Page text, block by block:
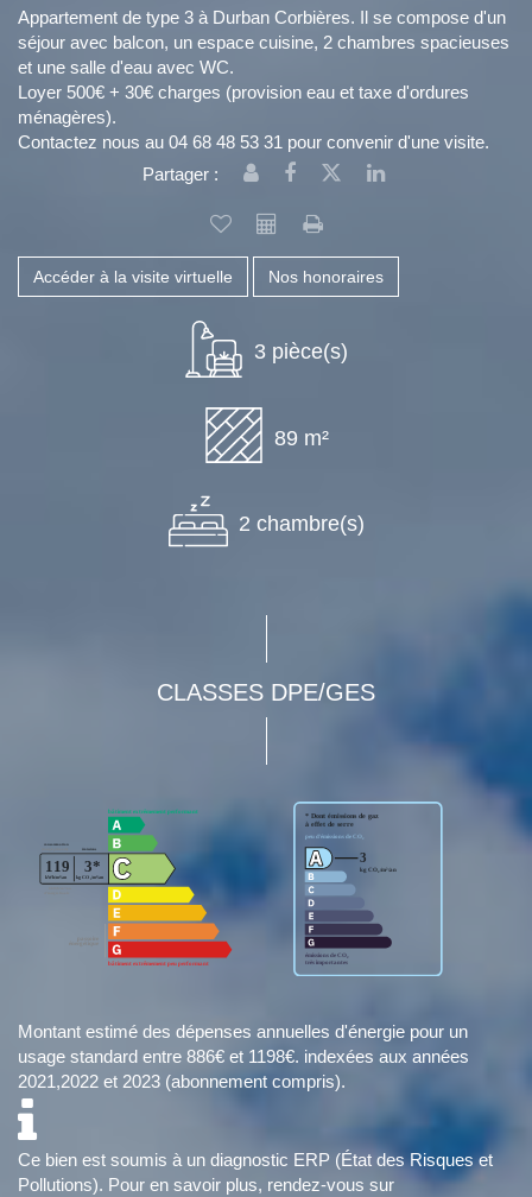
Appartement de type 3 à Durban Corbières. Il se compose d'un
séjour avec balcon, un espace cuisine, 2 chambres spacieuses
et une salle d'eau avec WC.
Loyer 500€ + 30€ charges (provision eau et taxe d'ordures
ménagères).
Contactez nous au 04 68 48 53 31 pour convenir d'une visite.
Partager :
Accéder à la visite virtuelle Nos honoraires
3 pièce(s)
89 m²
2 chambre(s)
CLASSES DPE/GES
Montant estimé des dépenses annuelles d'énergie pour un
usage standard entre 886€ et 1198€. indexées aux années
2021,2022 et 2023 (abonnement compris).
Ce bien est soumis à un diagnostic ERP (État des Risques et
Pollutions). Pour en savoir plus, rendez-vous sur